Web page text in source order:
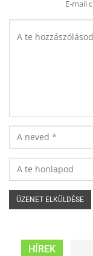
E-mail
HÍREK